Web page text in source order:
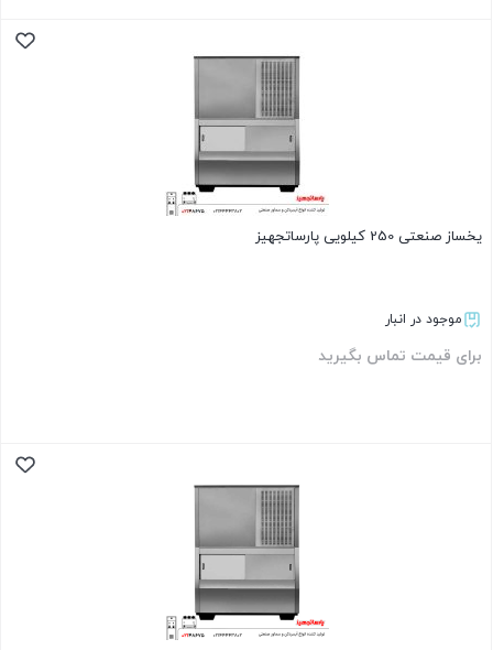
یخساز صنعتی 250 کیلویی پارساتجهیز
موجود در انبار
برای قیمت تماس بگیرید